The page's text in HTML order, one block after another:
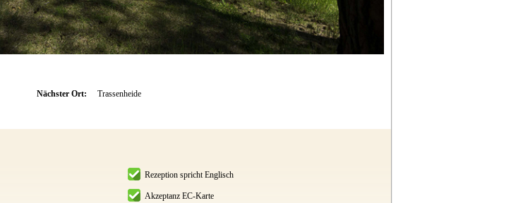
Nächster Ort:
Trassenheide
Rezeption spricht Englisch
Akzeptanz EC-Karte